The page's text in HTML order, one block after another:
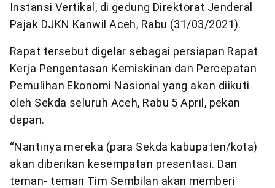
Instansi Vertikal, di gedung Direktorat Jenderal
Pajak DJKN Kanwil Aceh, Rabu (31/03/2021).
Rapat tersebut digelar sebagai persiapan Rapat
Kerja Pengentasan Kemiskinan dan Percepatan
Pemulihan Ekonomi Nasional yang akan diikuti
oleh Sekda seluruh Aceh, Rabu 5 April, pekan
depan.
“Nantinya mereka (para Sekda kabupaten/kota)
akan diberikan kesempatan presentasi. Dan
teman- teman Tim Sembilan akan memberi